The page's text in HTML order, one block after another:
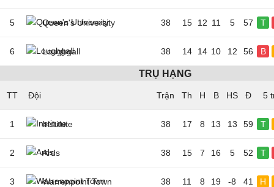
5 Queen's University 38 15 12 11 5 57 T
6 Loughgall 38 14 14 10 12 56 B
TRỤ HẠNG
TT Đội 5
1 Institute 38 17 8 13 13 59 T
2 Ards 38 15 7 16 5 52 T
3 Warrenpoint Town 38 11 8 19 -8 41 H